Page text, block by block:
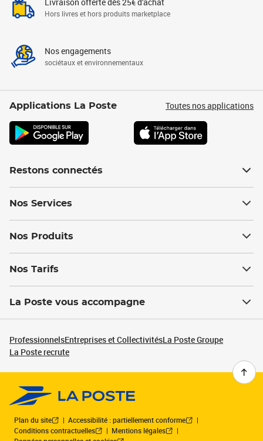
Hors livres et hors produits marketplace
Nos engagements
sociétaux et environnementaux
Applications La Poste Toutes nos applications
Restons connectés
Nos Services
Nos Produits
Nos Tarifs
La Poste vous accompagne
ProfessionnelsEntreprises et CollectivitésLa Poste Groupe
La Poste recrute
Plan du site
Accessibilité : partiellement conforme
Conditions contractuelles
Mentions légales